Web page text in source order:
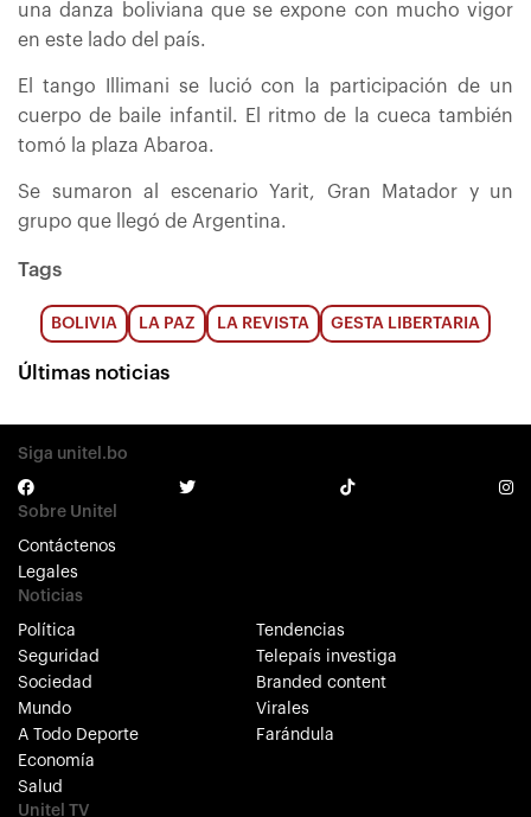
una danza boliviana que se expone con mucho vigor
en este lado del país.
El tango Illimani se lució con la participación de un
cuerpo de baile infantil. El ritmo de la cueca también
tomó la plaza Abaroa.
Se sumaron al escenario Yarit, Gran Matador y un
grupo que llegó de Argentina.
Tags
BOLIVIA LA PAZ LA REVISTA GESTA LIBERTARIA
Últimas noticias
Siga unitel.bo
Sobre Unitel
Contáctenos
Legales
Noticias
Política
Seguridad
Sociedad
Mundo
A Todo Deporte
Economía
Salud
Tendencias
Telepaís investiga
Branded content
Virales
Farándula
Unitel TV